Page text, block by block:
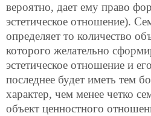
вероятно, дает ему право
эстетическое отношение).
определяет то количество
которого желательно
эстетическое отношение и
последнее будет иметь тем
характер, чем менее четко
объект ценностного